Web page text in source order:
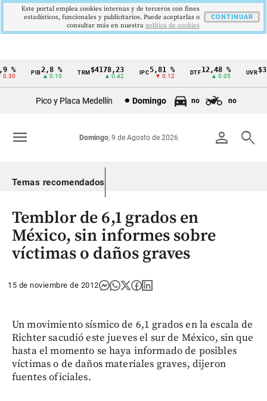
Cintillo
Colombia
PIB2,8 %
▲ 0.10
TRM$4178,23
▲ 0.42
5,81 %
▼ 0.12
DTF12,48 %
▲ 0.05
UVR
Pico y Placa Medellín Domingo no no
person search
Domingo, 9 de Agosto de 2026
menu
Temas recomendados
Temblor de 6,1 grados en
México, sin informes sobre
víctimas o daños graves
15 de noviembre de 2012
Un movimiento sísmico de 6,1 grados en la escala de
Richter sacudió este jueves el sur de México, sin que
hasta el momento se haya informado de posibles
víctimas o de daños materiales graves, dijeron
fuentes oficiales.
Este portal emplea cookies internas y de terceros con fines
estadísticos, funcionales y publicitarios. Puede aceptarlas o
consultar más en nuestra politica de cookies
CONTINUAR